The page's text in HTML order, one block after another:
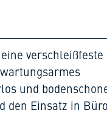
verschleißfeste
und
den Einsatz in